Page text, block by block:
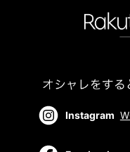
Instagram